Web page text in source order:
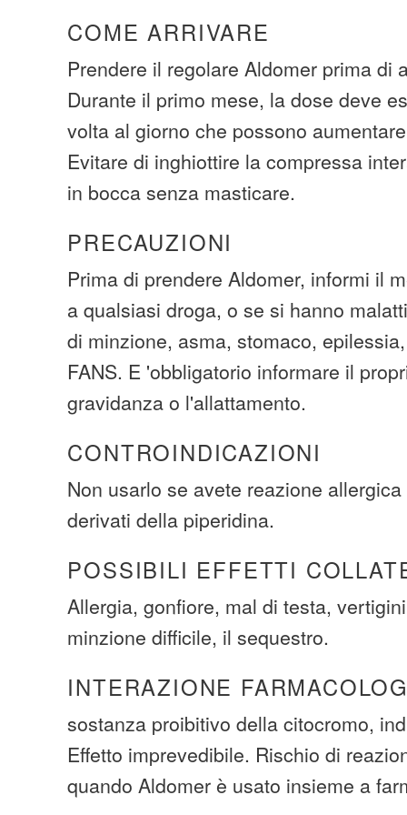
COME ARRIVARE
Prendere il regolare Aldomer prima di
Durante il primo mese, la dose deve
volta al giorno che possono
Evitare di inghiottire la compressa
in bocca senza masticare.
PRECAUZIONI
Prima di prendere Aldomer, informi il
a qualsiasi droga, o se si hanno
di minzione, asma, stomaco,
FANS. E 'obbligatorio informare il
gravidanza o l'allattamento.
CONTROINDICAZIONI
Non usarlo se avete reazione
derivati ​​della piperidina.
POSSIBILI EFFETTI
Allergia, gonfiore, mal di testa,
minzione difficile, il sequestro.
INTERAZIONE
sostanza proibitivo della citocromo,
Effetto imprevedibile. Rischio di
quando Aldomer è usato insieme a